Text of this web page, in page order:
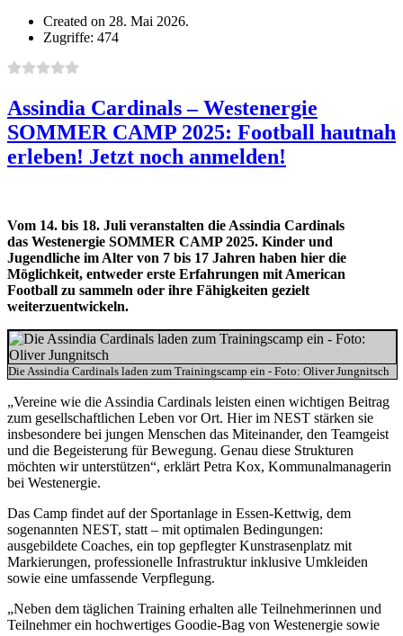
Created on 28. Mai 2026.
Zugriffe: 474
Assindia Cardinals – Westenergie
SOMMER CAMP 2025: Football hautnah
erleben! Jetzt noch anmelden!
Vom 14. bis 18. Juli veranstalten die Assindia Cardinals
das Westenergie SOMMER CAMP 2025. Kinder und
Jugendliche im Alter von 7 bis 17 Jahren haben hier die
Möglichkeit, entweder erste Erfahrungen mit American
Football zu sammeln oder ihre Fähigkeiten gezielt
weiterzuentwickeln.
Die Assindia Cardinals laden zum Trainingscamp ein - Foto: Oliver Jungnitsch
„Vereine wie die Assindia Cardinals leisten einen wichtigen Beitrag
zum gesellschaftlichen Leben vor Ort. Hier im NEST stärken sie
insbesondere bei jungen Menschen das Miteinander, den Teamgeist
und die Begeisterung für Bewegung. Genau diese Strukturen
möchten wir unterstützen“, erklärt Petra Kox, Kommunalmanagerin
bei Westenergie.
Das Camp findet auf der Sportanlage in Essen-Kettwig, dem
sogenannten NEST, statt – mit optimalen Bedingungen:
ausgebildete Coaches, ein top gepflegter Kunstrasenplatz mit
Markierungen, professionelle Infrastruktur inklusive Umkleiden
sowie eine umfassende Verpflegung.
„Neben dem täglichen Training erhalten alle Teilnehmerinnen und
Teilnehmer ein hochwertiges Goodie-Bag von Westenergie sowie